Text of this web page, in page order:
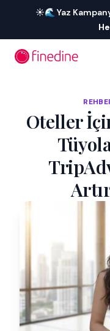
İçeriğe geç☀️🌊 Yaz
Oteller